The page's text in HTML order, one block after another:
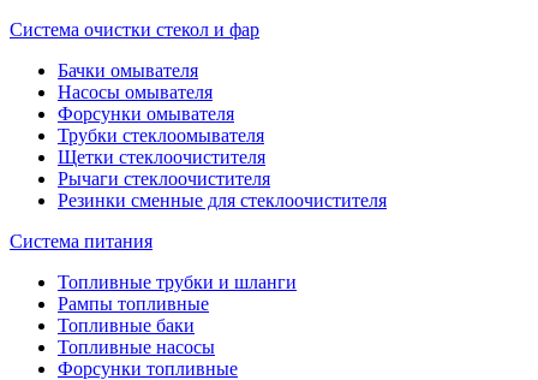
Система очистки стекол и фар
Бачки омывателя
Насосы омывателя
Форсунки омывателя
Трубки стеклоомывателя
Щетки стеклоочистителя
Рычаги стеклоочистителя
Резинки сменные для стеклоочистителя
Система питания
Топливные трубки и шланги
Рампы топливные
Топливные баки
Топливные насосы
Форсунки топливные